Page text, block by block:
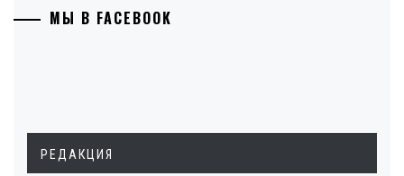
МЫ В FACEBOOK
РЕДАКЦИЯ